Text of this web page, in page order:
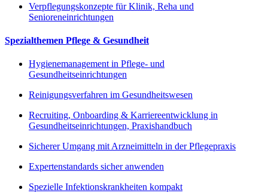
Verpflegungskonzepte für Klinik, Reha und
Senioreneinrichtungen
Spezialthemen Pflege & Gesundheit
Hygienemanagement in Pflege- und
Gesundheitseinrichtungen
Reinigungsverfahren im Gesundheitswesen
Recruiting, Onboarding & Karriereentwicklung in
Gesundheitseinrichtungen, Praxishandbuch
Sicherer Umgang mit Arzneimitteln in der Pflegepraxis
Expertenstandards sicher anwenden
Spezielle Infektionskrankheiten kompakt